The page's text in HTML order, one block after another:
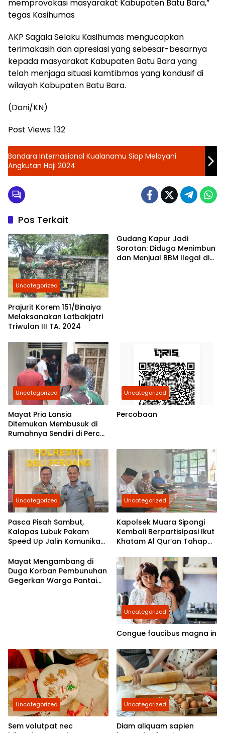
memprovokasi masyarakat Kabupaten Batu Bara,”
tegas Kasihumas
AKP Sagala Selaku Kasihumas mengucapkan
terimakasih dan apresiasi yang sebesar-besarnya
kepada masyarakat Kabupaten Batu Bara yang
telah menjaga situasi kamtibmas yang kondusif di
wilayah Kabupaten Batu Bara.
(Dani/KN)
Post Views: 132
Bandara Internasional Kualanamu Siap Melayani
Angkutan Haji 2024
Pos Terkait
Uncategorized
Prajurit Korem 151/Binaiya
Melaksanakan Latbakjatri
Triwulan III TA. 2024
Gudang Kapur Jadi
Sorotan: Diduga Menimbun
dan Menjual BBM Ilegal di
Uncategorized
Mayat Pria Lansia
Ditemukan Membusuk di
Rumahnya Sendiri di Percut
Uncategorized
Percobaan
Uncategorized
Pasca Pisah Sambut,
Kalapas Lubuk Pakam
Speed Up Jalin Komunikasi
Serdang
Uncategorized
Kapolsek Muara Sipongi
Kembali Berpartisipasi Ikut
Khatam Al Qur’an Tahap
Masyarakat Untuk Terus
Berpartisipasi
Mayat Mengambang di
Duga Korban Pembunuhan
Gegerkan Warga Pantai
Uncategorized
Congue faucibus magna in
Uncategorized
Sem volutpat nec
Uncategorized
Diam aliquam sapien